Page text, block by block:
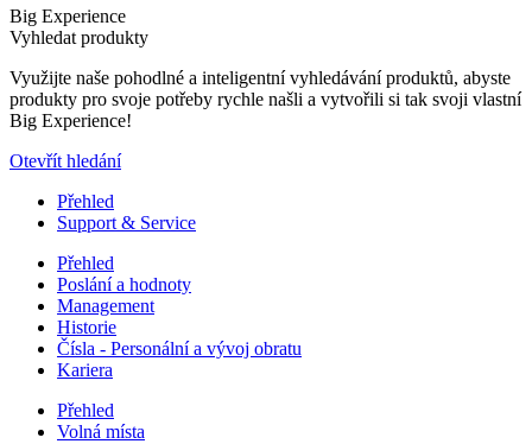
Big Experience
Vyhledat produkty
Využijte naše pohodlné a inteligentní vyhledávání produktů, abyste
produkty pro svoje potřeby rychle našli a vytvořili si tak svoji vlastní
Big Experience!
Otevřít hledání
Přehled
Support & Service
Přehled
Poslání a hodnoty
Management
Historie
Čísla - Personální a vývoj obratu
Kariera
Přehled
Volná místa